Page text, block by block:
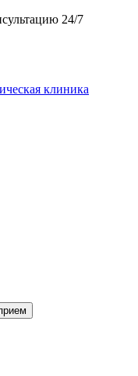
24/7
клиника